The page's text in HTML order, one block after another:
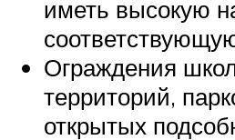
иметь высокую
Ограждения
территорий,
открытых